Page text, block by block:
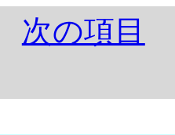
次の項目